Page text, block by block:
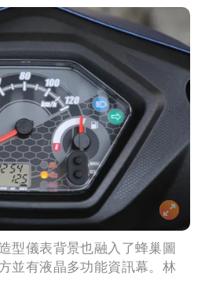
型儀表背景也融入了蜂巢圖
並有液晶多功能資訊幕。林